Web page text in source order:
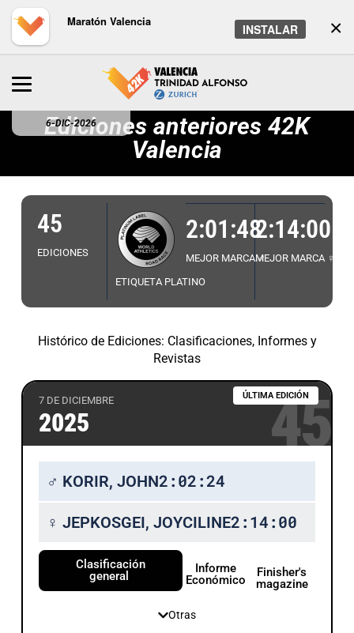
×
Maratón Valencia
INSTALAR
6-DIC-2026
Ediciones anteriores 42K
Valencia
45
EDICIONES
ETIQUETA PLATINO
2:01:48
MEJOR MARCA ♂
2:14:00
MEJOR MARCA ♀
Histórico de Ediciones: Clasificaciones, Informes y
Revistas
7 DE DICIEMBRE
2025
ÚLTIMA EDICIÓN
45
♂ KORIR, JOHN2:02:24
♀ JEPKOSGEI, JOYCILINE2:14:00
Clasificación
general
Informe
Económico
Finisher's
magazine
Otras